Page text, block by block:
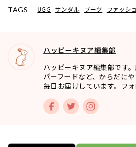
TAGS UGG サンダル ブーツ ファッシ
ハッピーキヌア編集部
ハッピーキヌア編集部です
パーフードなど、からだに
毎日お届けしています。フ